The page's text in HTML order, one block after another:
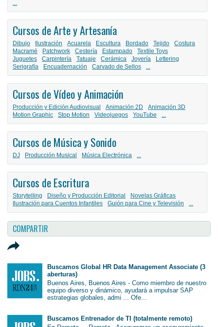
...
Cursos de Arte y Artesanía
Dibujo Ilustración Acuarela Escultura Bordado Tejido
Costura
Macramé
Patchwork Cestería Estampado
Textile Toys
Juguetes
Carpintería Tatuaje Cerámica Joyería
Lettering
Serigrafía
Encuadernación Carvado de Sellos ...
Cursos de Vídeo y Animación
Producción y Edición Audiovisual Animación 2D
Animación 3D
Motion Graphic
Stop Motion Videojuegos YouTube ...
Cursos de Música y Sonido
DJ Producción Musical Música Electrónica ...
Cursos de Escritura
Storytelling Diseño y Producción Editorial
Novelas Gráficas
Ilustración para Cuentos Infantiles
Guión para Cine y Televisión ...
COMPARTIR
Buscamos Global HR Data Management Associate (3
aberturas)
Buenos Aires, Buenos Aires - Como miembro de nuestro
equipo diverso y dinámico, ayudará a impulsar SAP
estrategias globales, admi ... Ofe...
Buscamos Entrenador de TI (totalmente remoto)